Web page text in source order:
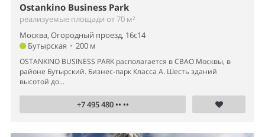
Ostankino Business Park
реализуемые площади от 70 м²
Москва, Огородный проезд, 16с14
Бутырская • 200 м
OSTANKINO BUSINESS PARK располагается в СВАО Москвы, в
районе Бутырский. Бизнес-парк Класса А. Шесть зданий
высотой до...
+7 495 480 •• ••